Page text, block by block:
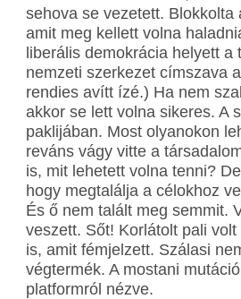
sehova se vezetett. Blokkolta
amit meg kellett volna
liberális demokrácia helyett a
nemzeti szerkezet címszava
rendies avítt ízé.) Ha nem
akkor se lett volna sikeres. A
paklijában. Most olyanokon
reváns vágy vitte a
is, mit lehetett volna tenni?
hogy megtalálja a célokhoz
És ő nem talált meg semmit.
veszett. Sőt! Korlátolt pali
is, amit fémjelzett. Szálasi
végtermék. A mostani
platformról nézve.